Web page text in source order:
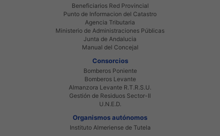
Beneficiarios Red Provincial
Punto de Informacion del Catastro
Agencia Tributaria
Ministerio de Administraciones Públicas
Junta de Andalucia
Manual del Concejal
Consorcios
Bomberos Poniente
Bomberos Levante
Almanzora Levante R.T.R.S.U.
Gestión de Residuos Sector-II
U.N.E.D.
Organismos autónomos
Instituto Almeriense de Tutela